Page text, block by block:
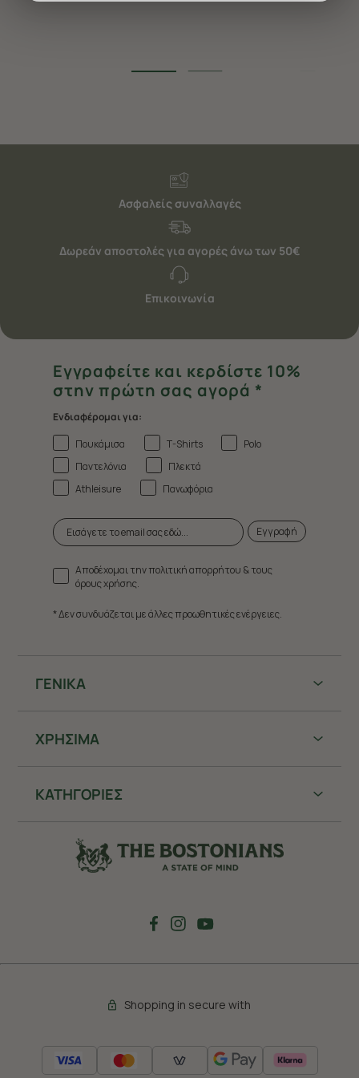
μέλλον. Εάν επιθυμείτε να μάθετε περισσότερα
Ασφαλείς συναλλαγές
Δωρεάν αποστολές για αγορές άνω των 50€
Επικοινωνία
ΓΕΝΙΚΑ
ΧΡHΣΙΜΑ
ΚΑΤΗΓΟΡΙΕΣ
Εγγραφείτε και κερδίστε 10%
στην πρώτη σας αγορά *
Ενδιαφέρομαι για:
Πουκάμισα
T-Shirts
Polo
Παντελόνια
Πλεκτά
Athleisure
Πανωφόρια
Εγγραφή
Αποδέχομαι την πολιτική απορρήτου & τους
όρους χρήσης.
* Δεν συνδυάζεται με άλλες προωθητικές ενέργειες.
Shopping in secure with